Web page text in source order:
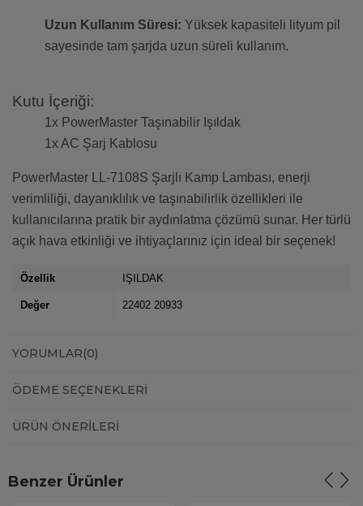
Uzun Kullanım Süresi: Yüksek kapasiteli lityum pil
sayesinde tam şarjda uzun süreli kullanım.
Kutu İçeriği:
1x PowerMaster Taşınabilir Işıldak
1x AC Şarj Kablosu
PowerMaster LL-7108S Şarjlı Kamp Lambası, enerji
verimliliği, dayanıklılık ve taşınabilirlik özellikleri ile
kullanıcılarına pratik bir aydınlatma çözümü sunar. Her türlü
açık hava etkinliği ve ihtiyaçlarınız için ideal bir seçenek!
Özellik IŞILDAK
Değer 22402 20933
YORUMLAR(0)
ÖDEME SEÇENEKLERI
ÜRÜN ÖNERILERI
Benzer Ürünler